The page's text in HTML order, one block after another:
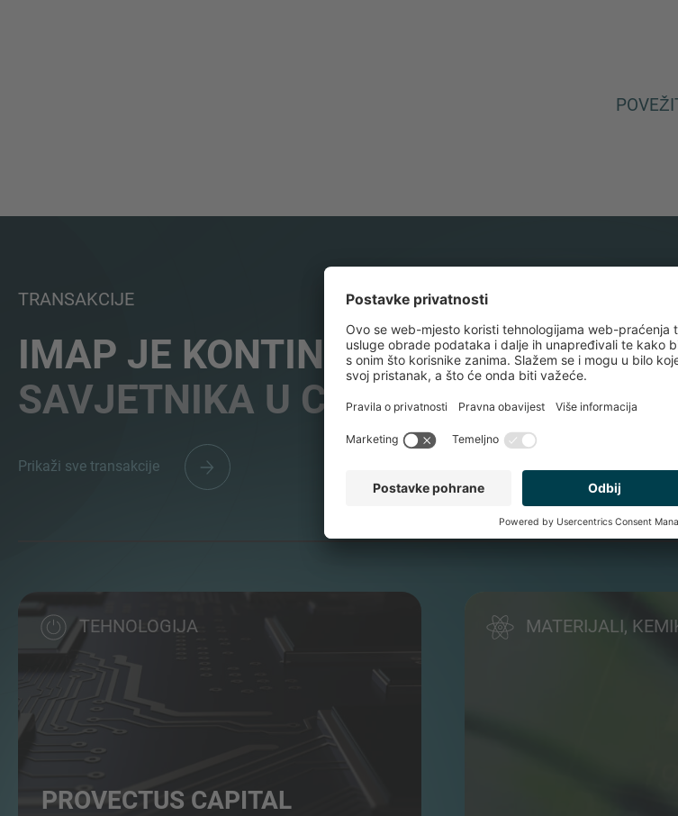
TRANSAKCIJE
IMAP JE KONTINUIRANO
SAVJETNIKA U CIJELOM SVIJETU
Prikaži sve transakcije
TEHNOLOGIJA
PROVECTUS CAPITAL
MATERIJALI,